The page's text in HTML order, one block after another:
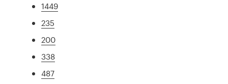
1449
235
200
338
487